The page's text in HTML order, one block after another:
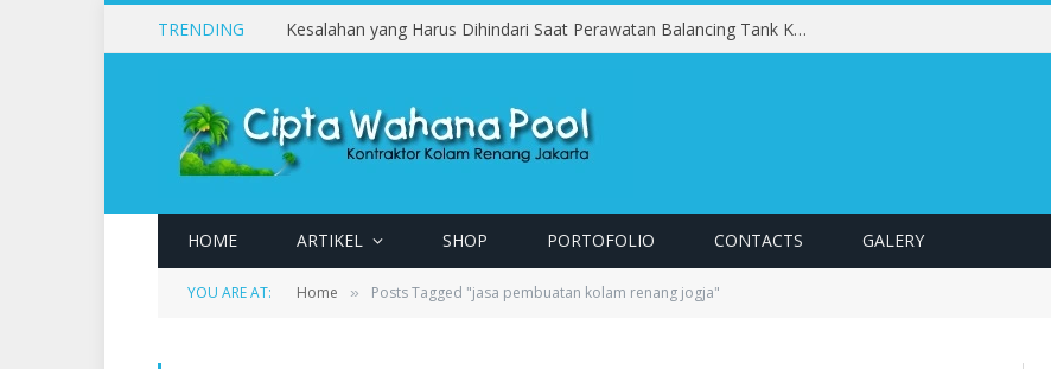
TRENDING Kesalahan yang Harus Dihindari Saat Perawatan Balancing Tank Kolam Renang
HOME ARTIKEL SHOP PORTOFOLIO CONTACTS GALERY
YOU ARE AT: Home » Posts Tagged "jasa pembuatan kolam renang jogja"